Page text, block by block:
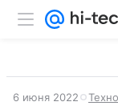
6 июня 2022